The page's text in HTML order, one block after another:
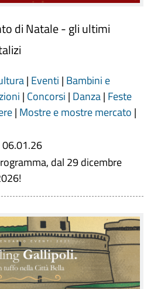
di Natale - gli ultimi
| Eventi | Bambini e
| Concorsi | Danza| Feste
| Mostre e mostre mercato |
dal 29 dicembre